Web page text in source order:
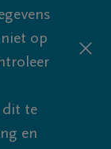
op
dit te
en